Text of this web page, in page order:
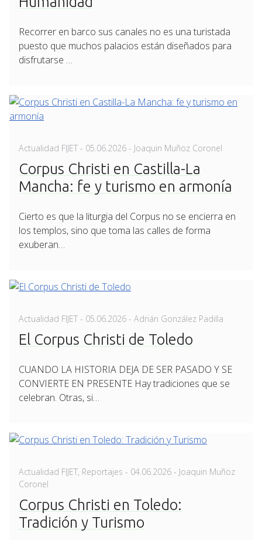
Recorrer en barco sus canales no es una turistada
puesto que muchos palacios están diseñados para
disfrutarse …
Actualidad FIJET - Posted
05.06.2026 - Joaquin Muñoz Coronel
Corpus Christi en Castilla-La
Mancha: fe y turismo en armonía
Cierto es que la liturgia del Corpus no se encierra en
los templos, sino que toma las calles de forma
exuberan…
Actualidad FIJET - Posted
on
05.06.2026 - Adrián González Padilla
El Corpus Christi de Toledo
CUANDO LA HISTORIA DEJA DE SER PASADO Y SE
CONVIERTE EN PRESENTE Hay tradiciones que se
celebran. Otras, si…
Actualidad FIJET, Reportajes - Posted
04.06.2026 - Joaquin Muñoz
Coronel
Corpus Christi en Toledo:
Tradición y Turismo